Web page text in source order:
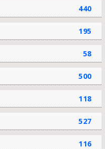
440
195
58
500
118
527
116